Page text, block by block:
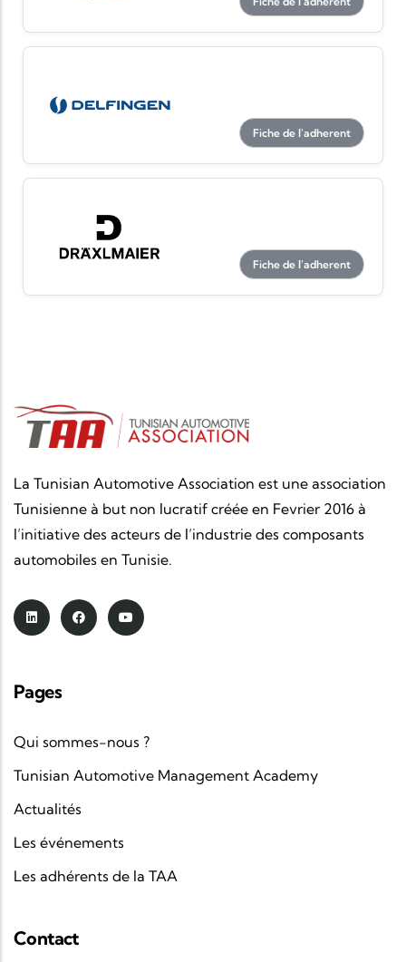
Fiche de l'adherent
Fiche de l'adherent
La Tunisian Automotive Association est une association
Tunisienne à but non lucratif créée en Fevrier 2016 à
l’initiative des acteurs de l’industrie des composants
automobiles en Tunisie.
Pages
Qui sommes-nous ?
Tunisian Automotive Management Academy
Actualités
Les événements
Les adhérents de la TAA
Contact